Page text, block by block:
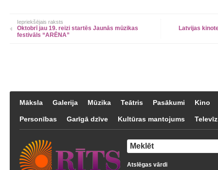
Iepriekšējais raksts
Oktobrī jau 19. reizi startēs Jaunās mūzikas
festivāls “ARĒNA”
Latvijas
Māksla Galerija Mūzika Teātris Pasākumi Kino
Personības Garīgā dzīve Kultūras mantojums
Atslēgas vārdi